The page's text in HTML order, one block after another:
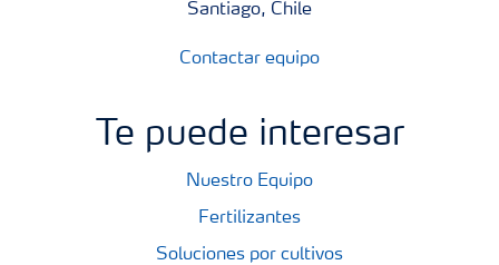
Santiago, Chile
Contactar equipo
Te puede interesar
Nuestro Equipo
Fertilizantes
Soluciones por cultivos